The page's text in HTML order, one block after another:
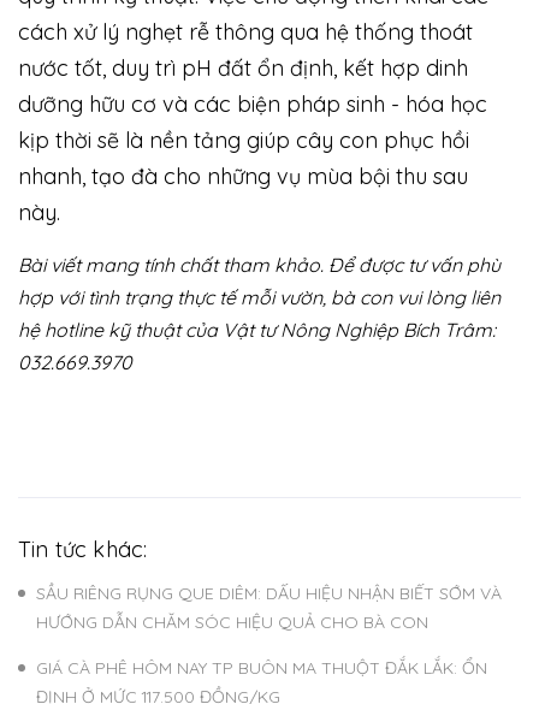
cách xử lý nghẹt rễ thông qua hệ thống thoát
nước tốt, duy trì pH đất ổn định, kết hợp dinh
dưỡng hữu cơ và các biện pháp sinh - hóa học
kịp thời sẽ là nền tảng giúp cây con phục hồi
nhanh, tạo đà cho những vụ mùa bội thu sau
này.
Bài viết mang tính chất tham khảo. Để được tư vấn phù
hợp với tình trạng thực tế mỗi vườn, bà con vui lòng liên
hệ hotline kỹ thuật của Vật tư Nông Nghiệp Bích Trâm:
032.669.3970
Tin tức khác:
SẦU RIÊNG RỤNG QUE DIÊM: DẤU HIỆU NHẬN BIẾT SỚM VÀ
HƯỚNG DẪN CHĂM SÓC HIỆU QUẢ CHO BÀ CON
GIÁ CÀ PHÊ HÔM NAY TP BUÔN MA THUỘT ĐẮK LẮK: ỔN
ĐỊNH Ở MỨC 117.500 ĐỒNG/KG